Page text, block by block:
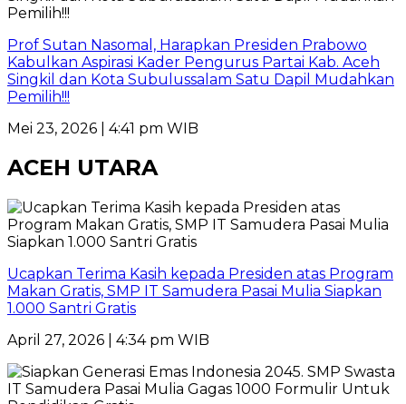
Prof Sutan Nasomal, Harapkan Presiden Prabowo
Kabulkan Aspirasi Kader Pengurus Partai Kab. Aceh
Singkil dan Kota Subulussalam Satu Dapil Mudahkan
Pemilih!!!
Mei 23, 2026 | 4:41 pm WIB
ACEH UTARA
Ucapkan Terima Kasih kepada Presiden atas Program
Makan Gratis, SMP IT Samudera Pasai Mulia Siapkan
1.000 Santri Gratis
April 27, 2026 | 4:34 pm WIB